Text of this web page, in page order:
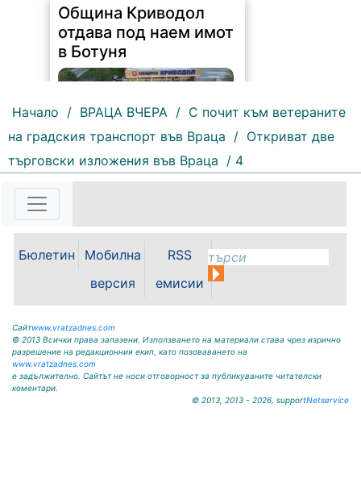
Община Криводол
отдава под наем имот
в Ботуня
164 | 2026-08-07 11:30:54
ВРАЦА 3060 гр. Криводол, ул.
„Освобождение” № 13, тел.
09117/20-45, e-mail:
krivodol@mbox.is-bg.net ОБЯВА
На основание чл. 8, ал. 4,
чл. 14, ал. 7 от ЗОС; чл. 92, ал. 1...
Начало / ВРАЦА ВЧЕРА / С почит към ветераните
на градския транспорт във Враца / Откриват две
търговски изложения във Враца / 4
Бюлетин
Мобилна
версия
RSS
емисии
Сайтwww.vratzadnes.com
© 2013 Всички права запазени. Използването на материали става чрез изрично
разрешение на редакционния екип, като позоваването на
www.vratzadnes.com
е задължително. Сайтът не носи отговорност за публикуваните читателски
коментари.
© 2013, 2013 - 2026, supportNetservice